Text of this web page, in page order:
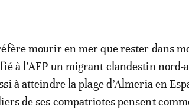
mourir en mer que rester dans
à l’AFP un migrant clandestin nord-
à atteindre la plage d’Almeria en
de ses compatriotes pensent